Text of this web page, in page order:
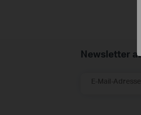
Newsletter
E-Mail-Adresse